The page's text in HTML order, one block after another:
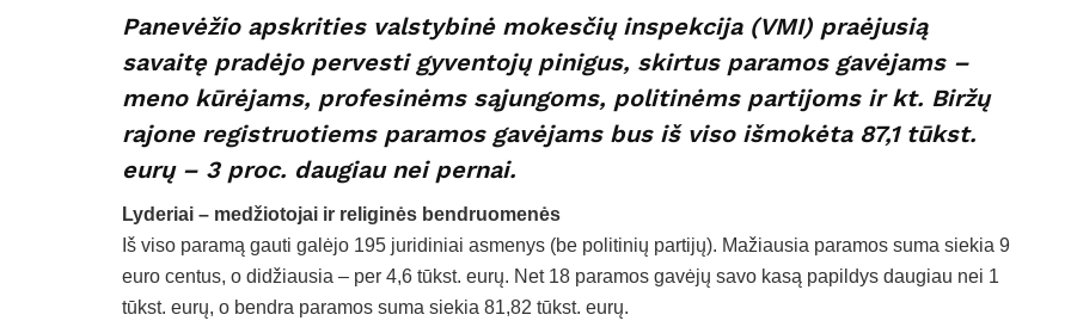
Panevėžio apskrities valstybinė mokesčių inspekcija (VMI) praėjusią
savaitę pradėjo pervesti gyventojų pinigus, skirtus paramos gavėjams –
meno kūrėjams, profesinėms sąjungoms, politinėms partijoms ir kt. Biržų
rajone registruotiems paramos gavėjams bus iš viso išmokėta 87,1 tūkst.
eurų – 3 proc. daugiau nei pernai.
Lyderiai – medžiotojai ir religinės bendruomenės
Iš viso paramą gauti galėjo 195 juridiniai asmenys (be politinių partijų). Mažiausia paramos suma siekia 9
euro centus, o didžiausia – per 4,6 tūkst. eurų. Net 18 paramos gavėjų savo kasą papildys daugiau nei 1
tūkst. eurų, o bendra paramos suma siekia 81,82 tūkst. eurų.